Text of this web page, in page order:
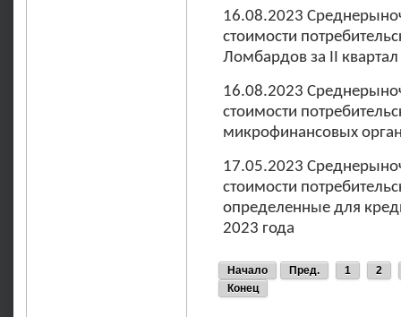
16.08.2023
стоимости
Ломбардов за II
16.08.2023
стоимости
микрофинансовых
17.05.2023
стоимости
определенные для
2023 года
Начало Пред. 1
2
Конец